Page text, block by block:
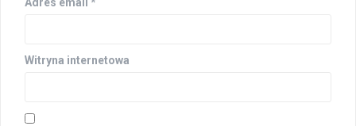
Adres email *
Witryna internetowa